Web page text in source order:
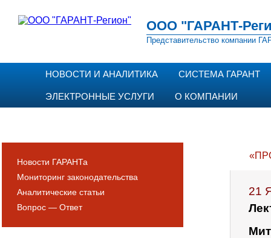
ООО "ГАРАНТ-
Представительство компании
НОВОСТИ И АНАЛИТИКА СИСТЕМА ГАРАНТ
ЭЛЕКТРОННЫЕ УСЛУГИ О КОМПАНИИ
Новости ГАРАНТа
Мониторинг законодательства
Аналитические статьи
Вопрос — Ответ
21